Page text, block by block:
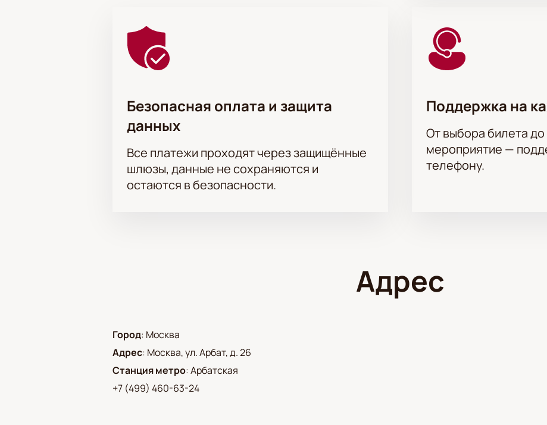
Безопасная оплата и защита
данных
Все платежи проходят через защищённые
шлюзы, данные не сохраняются и
остаются в безопасности.
Поддержка на
От выбора билета до
мероприятие —
телефону.
Адрес
Город: Москва
Адрес: Москва, ул. Арбат, д. 26
Станция метро:Арбатская
+7 (499) 460-63-24